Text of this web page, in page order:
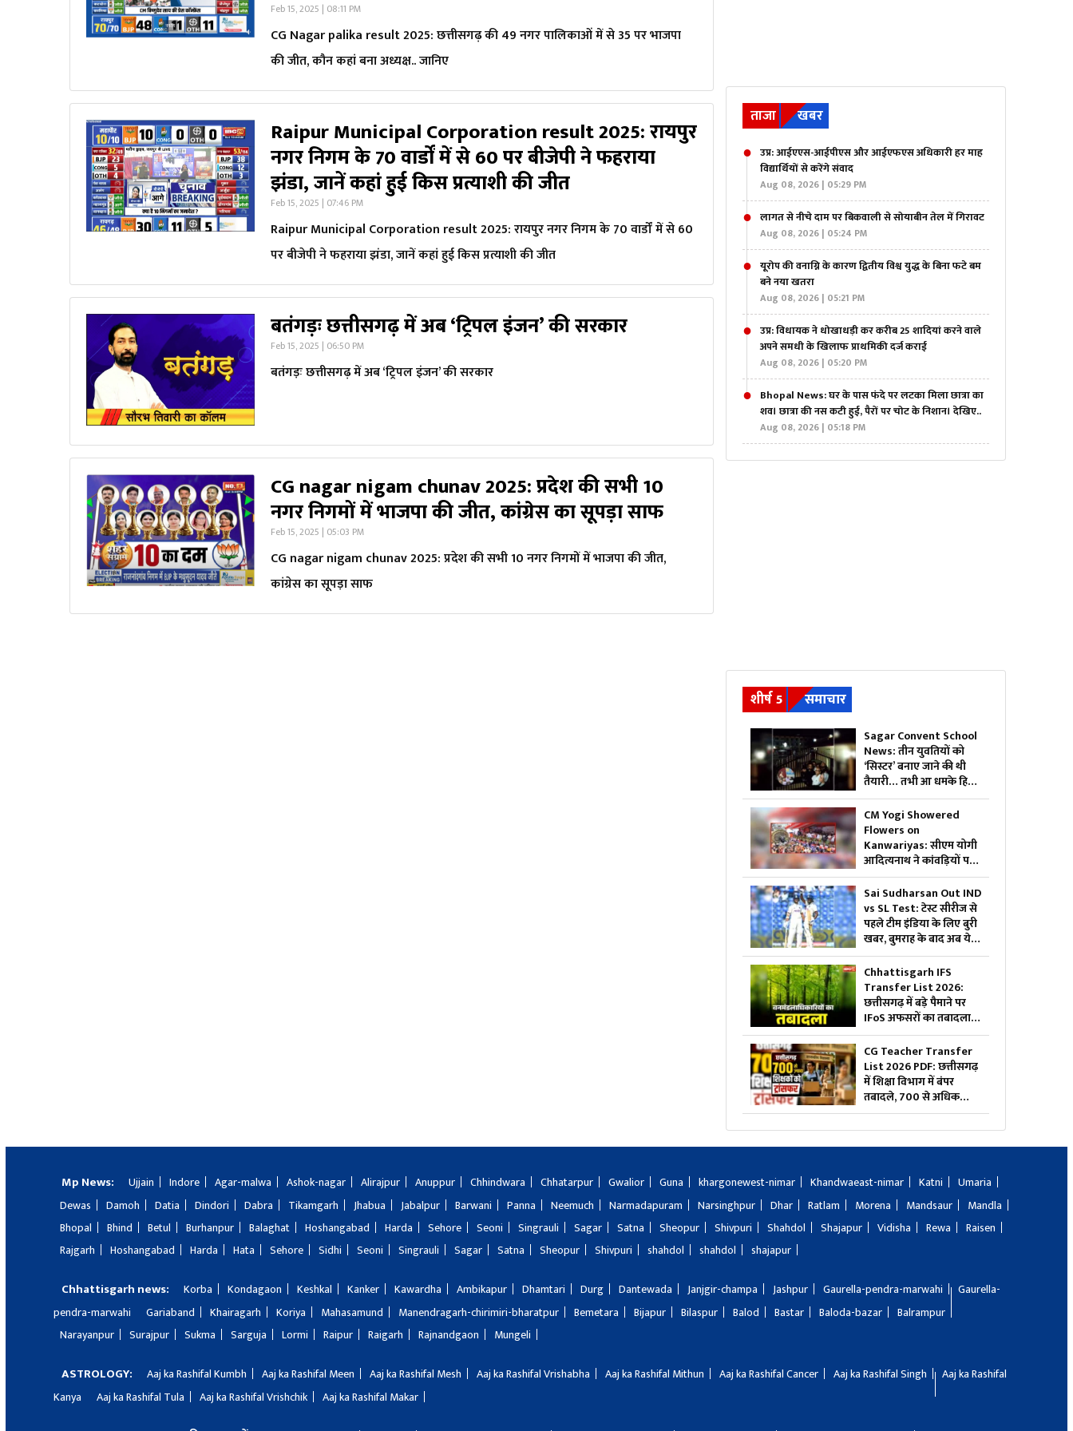
Feb 15, 2025 | 08:11 PM
CG Nagar palika result 2025: छत्तीसगढ़ की 49 नगर पालिकाओं में से 35 पर भाजपा
की जीत, कौन कहां बना अध्यक्ष.. जानिए
Raipur Municipal Corporation result 2025: रायपुर
नगर निगम के 70 वार्डों में से 60 पर बीजेपी ने फहराया
झंडा, जानें कहां ​हुई किस प्रत्याशी की जीत
Feb 15, 2025 | 07:46 PM
Raipur Municipal Corporation result 2025: रायपुर नगर निगम के 70 वार्डों में से 60
पर बीजेपी ने फहराया झंडा, जानें कहां ​हुई किस प्रत्याशी की जीत
बतंगड़ः छत्तीसगढ़ में अब ‘ट्रिपल इंजन’ की सरकार
Feb 15, 2025 | 06:50 PM
बतंगड़ः छत्तीसगढ़ में अब ‘ट्रिपल इंजन’ की सरकार
CG nagar nigam chunav 2025: प्रदेश की सभी 10
नगर निगमों में भाजपा की जीत, कांग्रेस का सूपड़ा साफ
Feb 15, 2025 | 05:03 PM
CG nagar nigam chunav 2025: प्रदेश की सभी 10 नगर निगमों में भाजपा की जीत,
कांग्रेस का सूपड़ा साफ
ताजा खबर
उप्र: आईएएस-आईपीएस और आईएफएस अधिकारी हर माह
विद्यार्थियों से करेंगे संवाद
Aug 08, 2026 | 05:29 PM
लागत से नीचे दाम पर बिकवाली से सोयाबीन तेल में गिरावट
Aug 08, 2026 | 05:24 PM
यूरोप की वनाग्नि के कारण द्वितीय विश्व युद्ध के बिना फटे बम
बने नया खतरा
Aug 08, 2026 | 05:21 PM
उप्र: विधायक ने धोखाधड़ी कर करीब 25 शादियां करने वाले
अपने समधी के खिलाफ प्राथमिकी दर्ज कराई
Aug 08, 2026 | 05:20 PM
Bhopal News: घर के पास फंदे पर लटका मिला छात्रा का
शव। छात्रा की नस कटी हुई, पैरों पर चोट के निशान। देखिए..
Aug 08, 2026 | 05:18 PM
शीर्ष 5 समाचार
Sagar Convent School
News: तीन युवतियों को
‘सिस्टर’ बनाए जाने की थी
तैयारी… तभी आ धमके हिन्दू
संगठन के लोग और पुलिस,
स्कूल में मचा बवाल
CM Yogi Showered
Flowers on
Kanwariyas: सीएम योगी
आदित्यनाथ ने कांवड़ियों पर
की पुष्पवर्षा, की जनता की
सुख-शांति और समृद्धि की
कामना
Sai Sudharsan Out IND
vs SL Test: टेस्ट सीरीज से
पहले टीम इंडिया के लिए बुरी
खबर, बुमराह के बाद अब ये
मैच विनर खिलाड़ी हुआ बाहर
Chhattisgarh IFS
Transfer List 2026:
छत्तीसगढ़ में बड़े पैमाने पर
IFoS अफसरों का तबादला..
भावसे जितेंद्र उपाध्याय को
कटघोरा वनमंडल का जिम्मा,
देखें पूरी लिस्ट
CG Teacher Transfer
List 2026 PDF: छत्तीसगढ़
में शिक्षा विभाग में बंपर
तबादले, 700 से अधिक
शिक्षकों-प्रधान पाठकों का
ट्रांसफर लिस्ट जारी, देखिए
Mp News: Ujjain Indore Agar-malwa Ashok-nagar Alirajpur Anuppur Chhindwara Chhatarpur Gwalior Guna khargonewest-nimar Khandwaeast-nimar Katni
Umaria
Dewas
Damoh Datia Dindori Dabra Tikamgarh Jhabua Jabalpur Barwani Panna Neemuch Narmadapuram Narsinghpur Dhar Ratlam Morena Mandsaur
Mandla
Bhopal
Bhind Betul Burhanpur Balaghat Hoshangabad Harda Sehore Seoni Singrauli Sagar Satna Sheopur Shivpuri Shahdol Shajapur Vidisha Rewa
Raisen
Rajgarh
Hoshangabad Harda Hata Sehore Sidhi Seoni Singrauli Sagar Satna Sheopur Shivpuri shahdol shahdol shajapur
Chhattisgarh news: Korba Kondagaon Keshkal Kanker Kawardha Ambikapur Dhamtari Durg Dantewada Janjgir-champa Jashpur Gaurella-pendra-marwahi
Gaurella-
pendra-marwahi
Gariaband Khairagarh Koriya Mahasamund Manendragarh-chirimiri-bharatpur Bemetara Bijapur Bilaspur Balod Bastar Baloda-bazar
Balrampur
Narayanpur
Surajpur Sukma Sarguja Lormi Raipur Raigarh Rajnandgaon Mungeli
ASTROLOGY: Aaj ka Rashifal Kumbh Aaj ka Rashifal Meen Aaj ka Rashifal Mesh Aaj ka Rashifal Vrishabha Aaj ka Rashifal Mithun Aaj ka Rashifal Cancer Aaj ka Rashifal Singh
Aaj ka Rashifal
Kanya
Aaj ka Rashifal Tula Aaj ka Rashifal Vrishchik Aaj ka Rashifal Makar